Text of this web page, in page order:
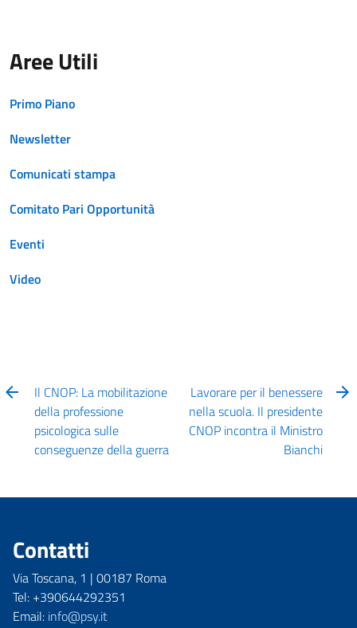
Aree Utili
Primo Piano
Newsletter
Comunicati stampa
Comitato Pari Opportunità
Eventi
Video
Il CNOP: La mobilitazione
della professione
psicologica sulle
conseguenze della guerra
Lavorare per il benessere
nella scuola. Il presidente
CNOP incontra il Ministro
Bianchi
Contatti
Via Toscana, 1 | 00187 Roma
Tel: +390644292351
Email: info@psy.it